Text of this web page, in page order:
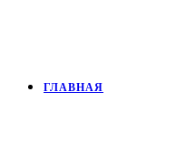
ГЛАВНАЯ